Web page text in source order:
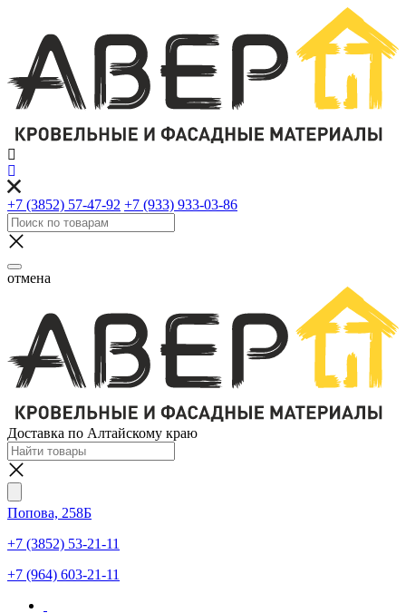
+7 (3852) 57-47-92 +7 (933) 933-03-86
отмена
Доставка по Алтайскому краю
Попова, 258Б
+7 (3852) 53-21-11
+7 (964) 603-21-11